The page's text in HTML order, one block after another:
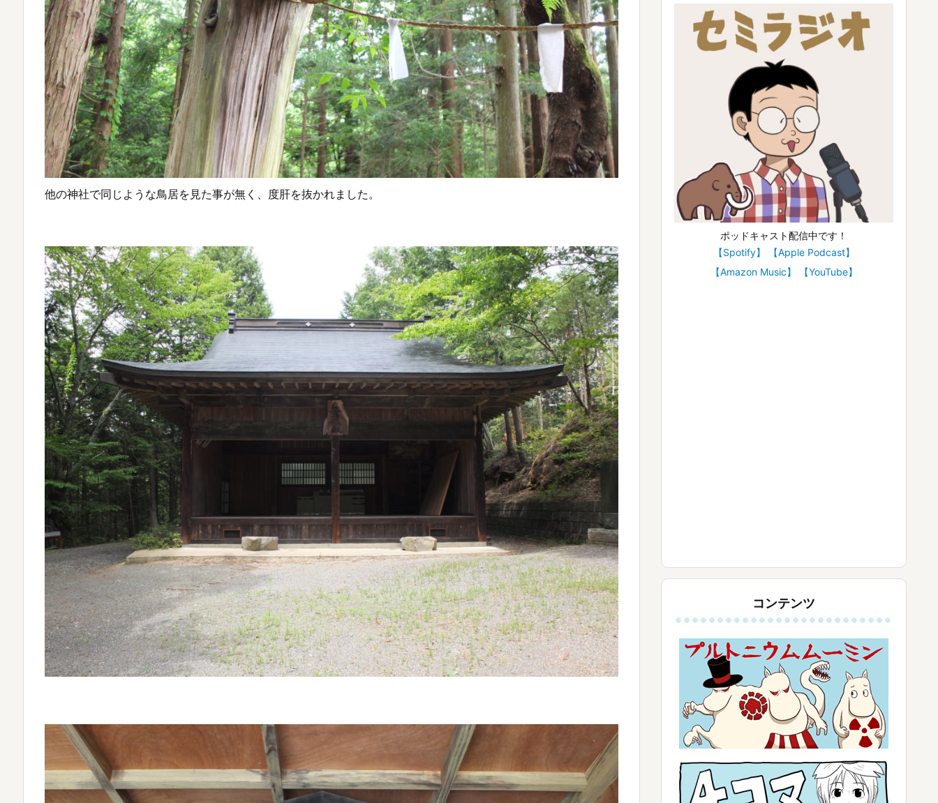
他の神社で同じような鳥居を見た事が無く、度肝を抜かれました。
ポッドキャスト配信中です！
【Spotify】
【Apple Podcast】
【Amazon Music】
【YouTube】
コンテンツ